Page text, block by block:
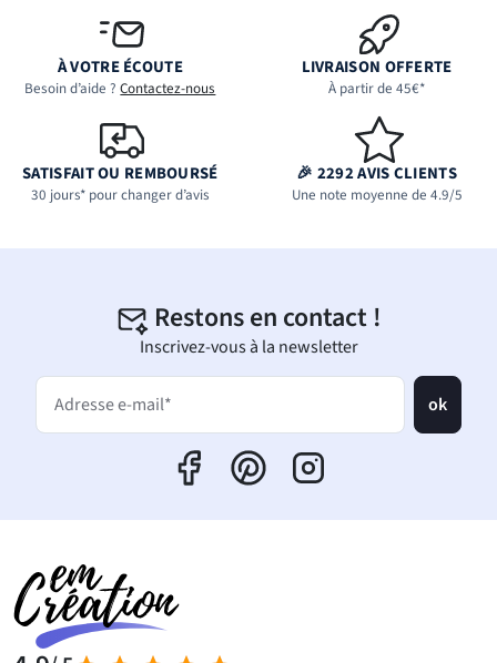
À VOTRE ÉCOUTE
Besoin d’aide ?Contactez-nous
LIVRAISON OFFERTE
À partir de 45€*
SATISFAIT OU REMBOURSÉ
30 jours* pour changer d’avis
🎉 2292 AVIS CLIENTS
Une note moyenne de 4.9/5
Restons en contact !
Inscrivez-vous à la newsletter
Adresse e-mail* ok